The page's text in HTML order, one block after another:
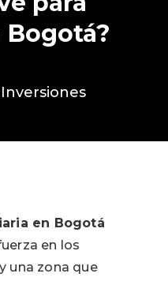
Inversiones
en Bogotá
en los
una zona que